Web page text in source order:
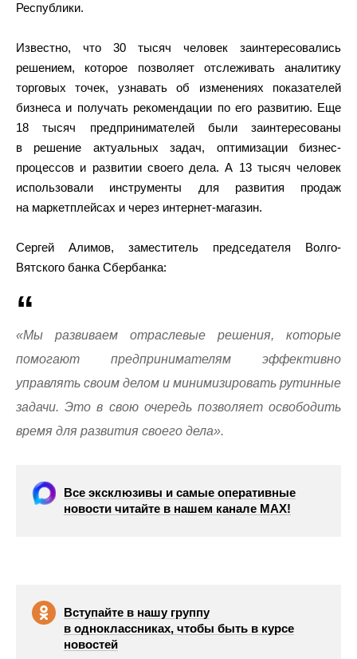
Республики.
Известно, что 30 тысяч человек заинтересовались
решением, которое позволяет отслеживать аналитику
торговых точек, узнавать об изменениях показателей
бизнеса и получать рекомендации по его развитию. Еще
18 тысяч предпринимателей были заинтересованы
в решение актуальных задач, оптимизации бизнес-
процессов и развитии своего дела. А 13 тысяч человек
использовали инструменты для развития продаж
на маркетплейсах и через интернет-магазин.
Сергей Алимов, заместитель председателя Волго-
Вятского банка Сбербанка:
«Мы развиваем отраслевые решения, которые
помогают предпринимателям эффективно
управлять своим делом и минимизировать рутинные
задачи. Это в свою очередь позволяет освободить
время для развития своего дела».
Все эксклюзивы и самые оперативные
новости читайте в нашем канале МАХ!
Вступайте в нашу группу
в одноклассниках, чтобы быть в курсе
новостей